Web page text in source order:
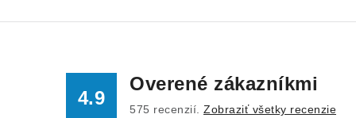
4.9
Overené zákazníkmi
575 recenzií. Zobraziť všetky recenzie